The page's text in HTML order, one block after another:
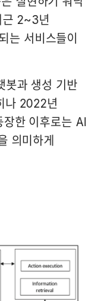
근 2~3년
는 서비스들이
봇과 생성 기반
나 2022년
한 이후로는 AI
의미하게